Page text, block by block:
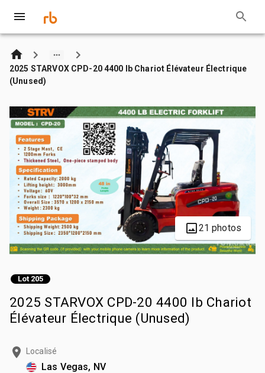
2025 STARVOX CPD-20 4400 lb Chariot Élévateur Électrique
(Unused)
21 photos
Lot 205
2025 STARVOX CPD-20 4400 lb Chariot
Élévateur Électrique (Unused)
Localisé
Las Vegas, NV